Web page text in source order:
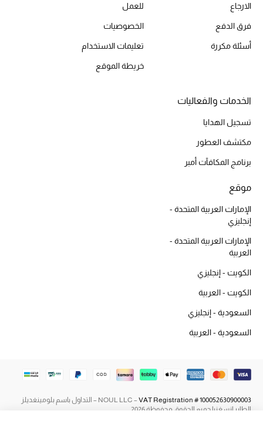
تشكيلة الأحذية
الأحذية الرجالية
أبرز المصممين
تشكيلة الأحذية
تسوقوا الأحذية
الجديد في عالم الجمال
الأكثر مبيعاً
مكتشف العطور
المكياج
الارجاع
فرق الدفع
أسئلة مكررة
للعمل
الخصوصيات
تعليمات الاستخدام
خريطة الموقع
الخدمات والفعاليات
تسجيل الهدايا
مكتشف العطور
برنامج المكافآت أمبر
موقع
الإمارات العربية المتحدة -
إنجليزي
الإمارات العربية المتحدة -
العربية
الكويت - إنجليزي
الكويت - العربية
السعودية - إنجليزي
السعودية - العربية
NOUL LLC –VAT Registration # 100052630900003
– التداول باسم بلومينغديلز
الطاير إنسغنيا جميع الحقوق محفوظة 2026